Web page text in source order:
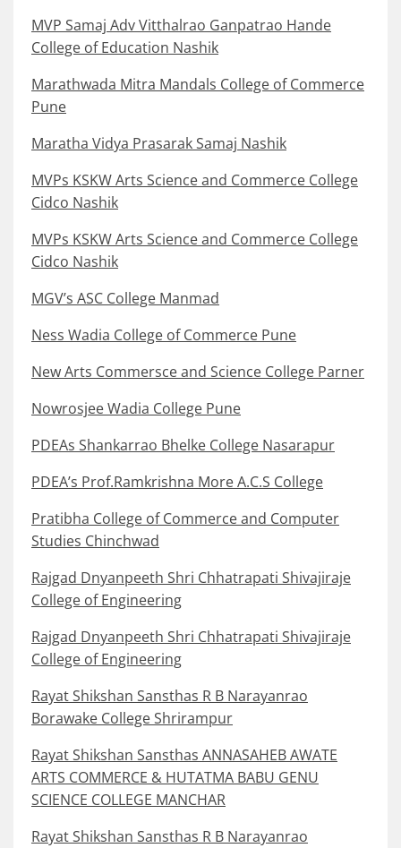
MVP Samaj Adv Vitthalrao Ganpatrao Hande
College of Education Nashik
Marathwada Mitra Mandals College of Commerce
Pune
Maratha Vidya Prasarak Samaj Nashik
MVPs KSKW Arts Science and Commerce College
Cidco Nashik
MVPs KSKW Arts Science and Commerce College
Cidco Nashik
MGV’s ASC College Manmad
Ness Wadia College of Commerce Pune
New Arts Commersce and Science College Parner
Nowrosjee Wadia College Pune
PDEAs Shankarrao Bhelke College Nasarapur
PDEA’s Prof.Ramkrishna More A.C.S College
Pratibha College of Commerce and Computer
Studies Chinchwad
Rajgad Dnyanpeeth Shri Chhatrapati Shivajiraje
College of Engineering
Rajgad Dnyanpeeth Shri Chhatrapati Shivajiraje
College of Engineering
Rayat Shikshan Sansthas R B Narayanrao
Borawake College Shrirampur
Rayat Shikshan Sansthas ANNASAHEB AWATE
ARTS COMMERCE & HUTATMA BABU GENU
SCIENCE COLLEGE MANCHAR
Rayat Shikshan Sansthas R B Narayanrao